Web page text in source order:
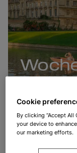
Cookie
By clicking “Accept
your device to
our marketing efforts.